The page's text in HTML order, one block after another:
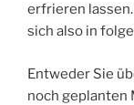
erfrieren
sich also in
Entweder Sie
noch geplanten